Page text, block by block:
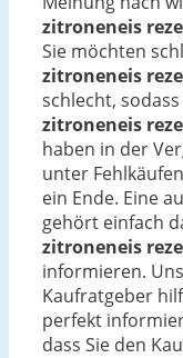
zitroneneis
Sie möchten
zitroneneis
schlecht,
zitroneneis
haben in der
unter
ein Ende. Eine
gehört einfach
zitroneneis
informieren.
Kaufratgeber
perfekt
dass Sie den